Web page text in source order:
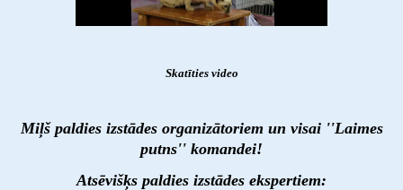
Skatīties video
Miļš paldies izstādes organizātoriem un visai ''Laimes
putns'' komandei!
Atsēvišķs paldies izstādes ekspertiem: